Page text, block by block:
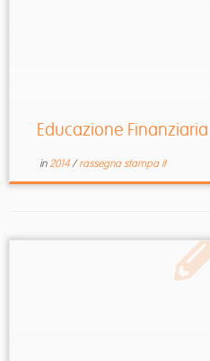
Educazione Finanziaria
in 2014/rassegna stampa it